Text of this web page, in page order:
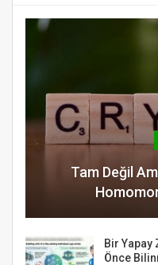
Tam Değil
Bir Yapay
Önce